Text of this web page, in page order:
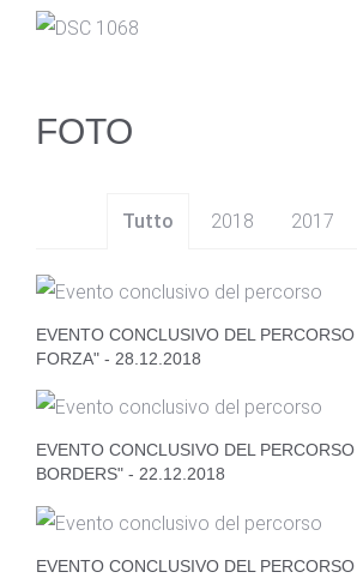
FOTO
Tutto 2018 2017
EVENTO CONCLUSIVO DEL
FORZA" - 28.12.2018
EVENTO CONCLUSIVO DEL
BORDERS" - 22.12.2018
EVENTO CONCLUSIVO DEL